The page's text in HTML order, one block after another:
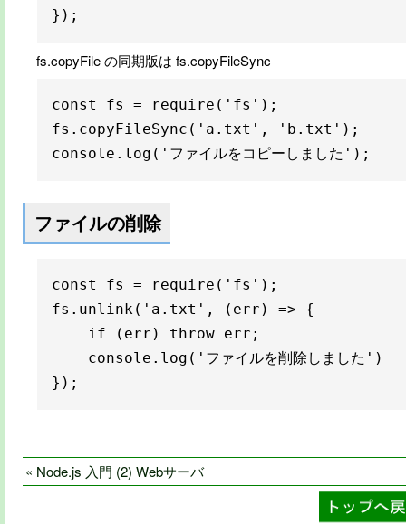
});
fs.copyFile の同期版は fs.copyFileSync
const fs = require('fs');
fs.copyFileSync('a.txt', 'b.txt');
console.log('ファイルをコピーしました');
ファイルの削除
const fs = require('fs');
fs.unlink('a.txt', (err) => {
    if (err) throw err;
    console.log('ファイルを削除しました')
});
« Node.js 入門 (2) Webサーバ